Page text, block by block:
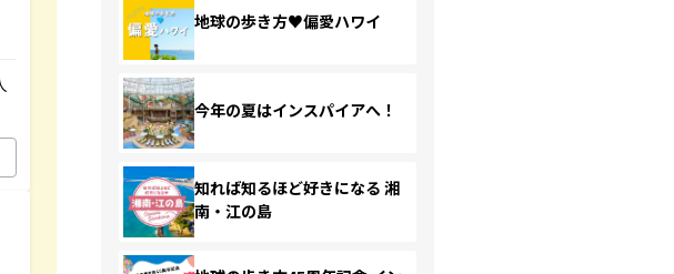
地球の歩き方♥偏愛ハワイ
今年の夏はインスパイアへ！
知れば知るほど好きになる 湘
南・江の島